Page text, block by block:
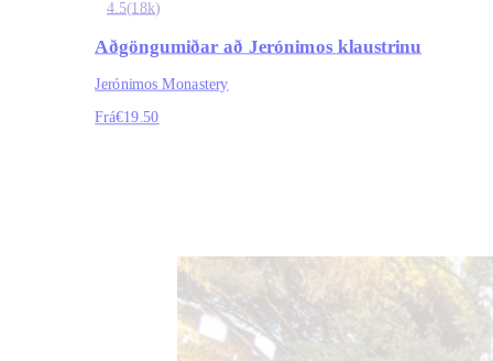
4.5(18k)
Aðgöngumiðar að Jerónimos klaustrinu
Jerónimos Monastery
Frá€19.50